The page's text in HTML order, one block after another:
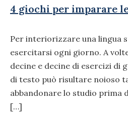
4 giochi per imparare
Per interiorizzare una lingua
esercitarsi ogni giorno. A
decine e decine di esercizi di
di testo può risultare noioso
abbandonare lo studio prima
[…]